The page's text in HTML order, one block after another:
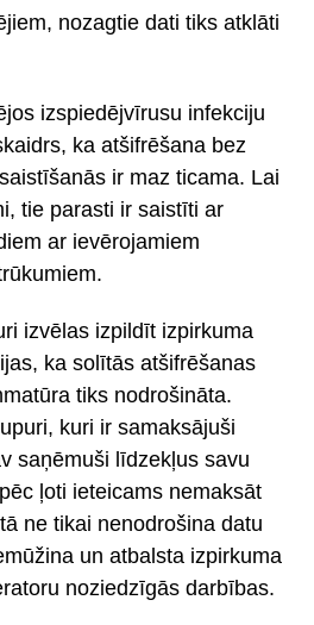
nozagtie dati tiks atklāti
izspiedējvīrusu infekciju
ka atšifrēšana bez
ir maz ticama. Lai
tie parasti ir saistīti ar
ar ievērojamiem
izvēlas izpildīt izpirkuma
ka solītās atšifrēšanas
tiks nodrošināta.
kuri ir samaksājuši
saņēmuši līdzekļus savu
ļoti ieteicams nemaksāt
ne tikai nenodrošina datu
un atbalsta izpirkuma
noziedzīgās darbības.